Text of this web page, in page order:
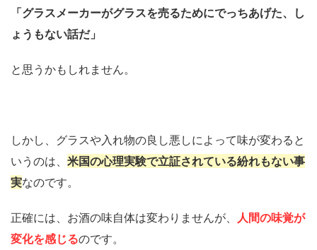
「グラスメーカーがグラスを売るためにでっちあげた、し
ょうもない話だ」
と思うかもしれません。
しかし、グラスや入れ物の良し悪しによって味が変わると
いうのは、 米国の心理実験で立証されている紛れもない事
実なのです。
正確には、お酒の味自体は変わりませんが、
人間の味覚が
変化を感じるのです。